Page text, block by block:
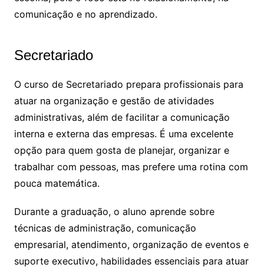
comunicação e no aprendizado.
Secretariado
O curso de Secretariado prepara profissionais para
atuar na organização e gestão de atividades
administrativas, além de facilitar a comunicação
interna e externa das empresas. É uma excelente
opção para quem gosta de planejar, organizar e
trabalhar com pessoas, mas prefere uma rotina com
pouca matemática.
Durante a graduação, o aluno aprende sobre
técnicas de administração, comunicação
empresarial, atendimento, organização de eventos e
suporte executivo, habilidades essenciais para atuar